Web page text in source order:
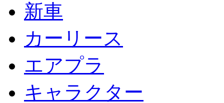
新車
カーリース
エアプラ
キャラクター